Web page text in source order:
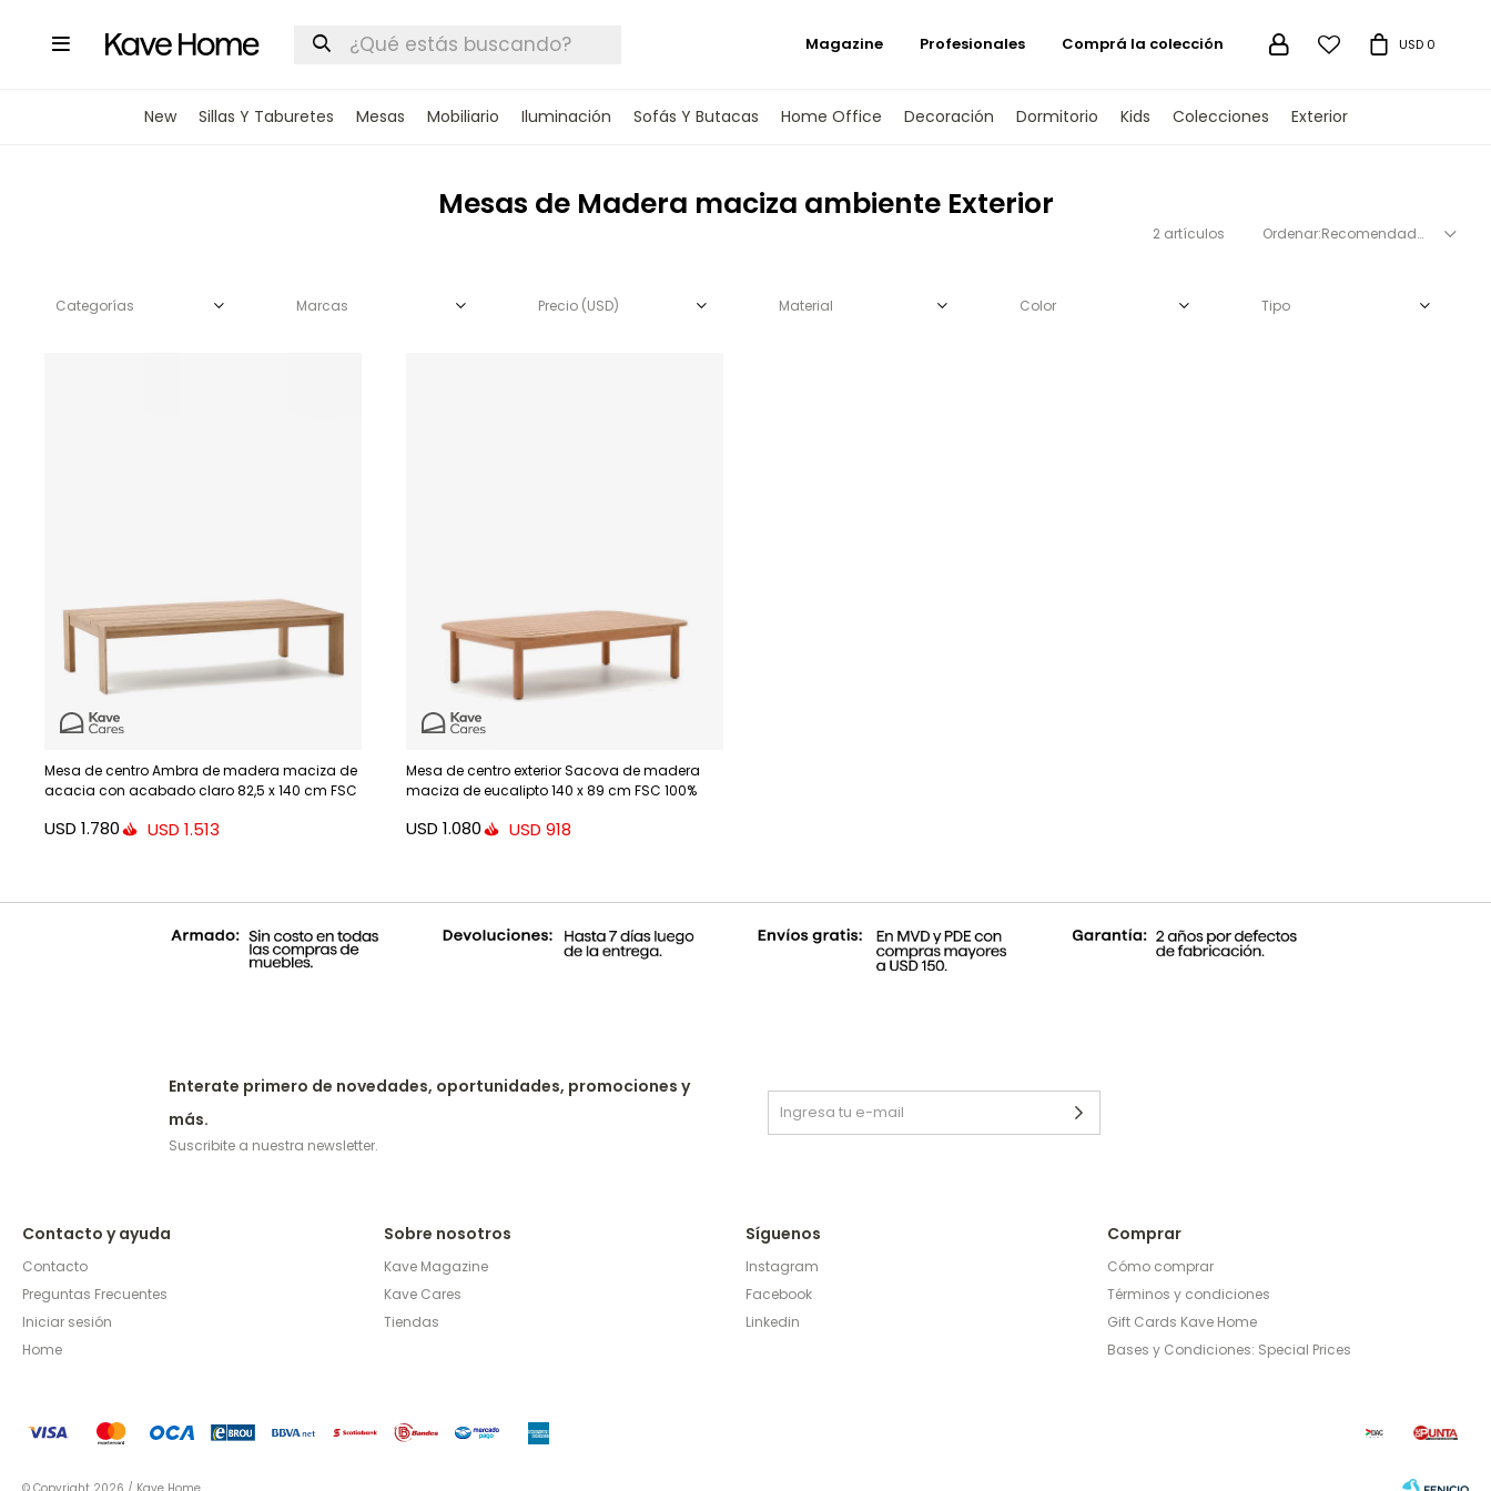

New Sillas Y Taburetes Mesas Mobiliario Iluminación Sofás Y Butacas Home Office Decoración Dormitorio Kids Colecciones Exterior
 USD 0
Magazine Profesionales Comprá la colección
Mesas de Madera maciza ambiente Exterior
2 artículos Recomendados
Mesa de centro Ambra de madera maciza de
acacia con acabado claro 82,5 x 140 cm FSC
USD 1.780 USD 1.513
Mesa de centro exterior Sacova de madera
maciza de eucalipto 140 x 89 cm FSC 100%
USD 1.080 USD 918
Categorías Marcas Precio (USD) Material Color Tipo
Sobre nosotros
Kave Magazine
Kave Cares
Tiendas
Comprar
Cómo comprar
Términos y condiciones
Gift Cards Kave Home
Bases y Condiciones: Special Prices
Contacto y ayuda
Contacto
Preguntas Frecuentes
Iniciar sesión
Home
Síguenos
Instagram
Facebook
Linkedin
Enterate primero de novedades, oportunidades, promociones y
más.
Suscribite a nuestra newsletter.
© Copyright 2026 / Kave Home